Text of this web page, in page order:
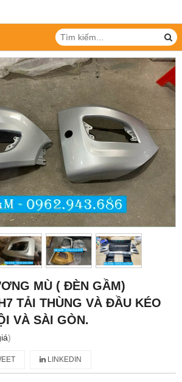
MÙ ( ĐÈN GẦM)
TẢI THÙNG VÀ ĐẦU KÉO
VÀ SÀI GÒN.
)
LINKEDIN